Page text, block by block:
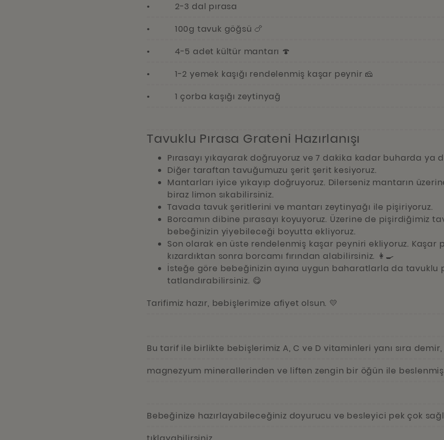
• 2-3 dal pırasa
• 100g tavuk göğsü 🍗
• 4-5 adet kültür mantarı 🍄
• 1-2 yemek kaşığı rendelenmiş kaşar peynir 🧀
• 1 çorba kaşığı zeytinyağ
Tavuklu Pırasa Grateni Hazırlanışı
Pırasayı yıkayarak doğruyoruz ve 7 dakika kadar buharda ya
Diğer taraftan tavuğumuzu şerit şerit kesiyoruz.
Mantarları iyice yıkayıp doğruyoruz. Dilerseniz mantarın
biraz limon sıkabilirsiniz.
Tavada tavuk şeritlerini ve mantarı zeytinyağı ile pişiriyoruz.
Borcamın dibine pırasayı koyuyoruz. Üzerine de pişirdiğimiz
bebeğinizin yiyebileceği boyutta ekliyoruz.
Son olarak en üste rendelenmiş kaşar peyniri ekliyoruz. Kaşar
kızardıktan sonra borcamı fırından alabilirsiniz. 👩‍🍳
İsteğe göre bebeğinizin ayına uygun baharatlarla da tavuklu
tatlandırabilirsiniz. 😋
Tarifimiz hazır, bebişlerimize afiyet olsun. 💛
Bu tarif ile birlikte bebişlerimiz A, C ve D vitaminleri yanı sıra
magnezyum minerallerinden ve liften zengin bir öğün ile
Bebeğinize hazırlayabileceğiniz doyurucu ve besleyici pek çok